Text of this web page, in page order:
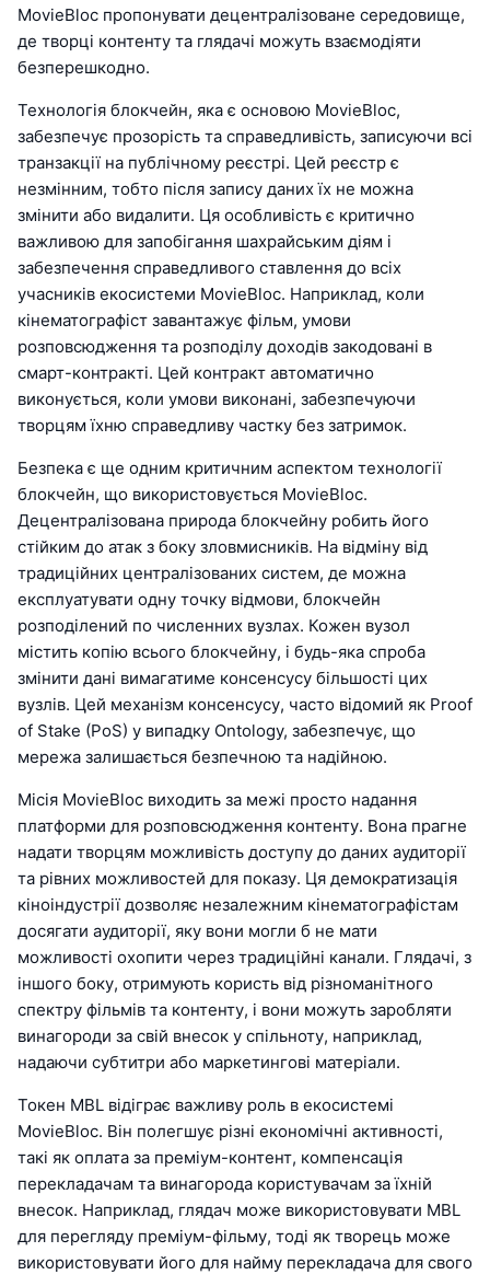
MovieBloc пропонувати децентралізоване середовище,
де творці контенту та глядачі можуть взаємодіяти
безперешкодно.
Технологія блокчейн, яка є основою MovieBloc,
забезпечує прозорість та справедливість, записуючи всі
транзакції на публічному реєстрі. Цей реєстр є
незмінним, тобто після запису даних їх не можна
змінити або видалити. Ця особливість є критично
важливою для запобігання шахрайським діям і
забезпечення справедливого ставлення до всіх
учасників екосистеми MovieBloc. Наприклад, коли
кінематографіст завантажує фільм, умови
розповсюдження та розподілу доходів закодовані в
смарт-контракті. Цей контракт автоматично
виконується, коли умови виконані, забезпечуючи
творцям їхню справедливу частку без затримок.
Безпека є ще одним критичним аспектом технології
блокчейн, що використовується MovieBloc.
Децентралізована природа блокчейну робить його
стійким до атак з боку зловмисників. На відміну від
традиційних централізованих систем, де можна
експлуатувати одну точку відмови, блокчейн
розподілений по численних вузлах. Кожен вузол
містить копію всього блокчейну, і будь-яка спроба
змінити дані вимагатиме консенсусу більшості цих
вузлів. Цей механізм консенсусу, часто відомий як Proof
of Stake (PoS) у випадку Ontology, забезпечує, що
мережа залишається безпечною та надійною.
Місія MovieBloc виходить за межі просто надання
платформи для розповсюдження контенту. Вона прагне
надати творцям можливість доступу до даних аудиторії
та рівних можливостей для показу. Ця демократизація
кіноіндустрії дозволяє незалежним кінематографістам
досягати аудиторії, яку вони могли б не мати
можливості охопити через традиційні канали. Глядачі, з
іншого боку, отримують користь від різноманітного
спектру фільмів та контенту, і вони можуть заробляти
винагороди за свій внесок у спільноту, наприклад,
надаючи субтитри або маркетингові матеріали.
Токен MBL відіграє важливу роль в екосистемі
MovieBloc. Він полегшує різні економічні активності,
такі як оплата за преміум-контент, компенсація
перекладачам та винагорода користувачам за їхній
внесок. Наприклад, глядач може використовувати MBL
для перегляду преміум-фільму, тоді як творець може
використовувати його для найму перекладача для свого